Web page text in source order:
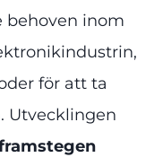
behoven inom
för att ta
Utvecklingen